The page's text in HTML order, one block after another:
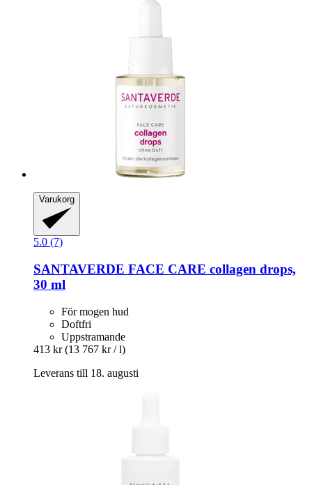
Varukorg
5.0 (7)
SANTAVERDE FACE CARE collagen drops,
30 ml
För mogen hud
Doftfri
Uppstramande
413 kr (13 767 kr / l)
Leverans till 18. augusti